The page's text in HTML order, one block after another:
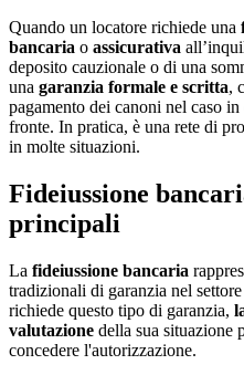
Quando un locatore richiede una
bancaria o assicurativa
deposito cauzionale o di una
una garanzia formale e scritta,
pagamento dei canoni nel caso
fronte. In pratica, è una rete di
in molte situazioni.
Fideiussione
principali
La fideiussione bancaria
tradizionali di garanzia nel
richiede questo tipo di garanzia,
valutazione della sua situazione
concedere l'autorizzazione.